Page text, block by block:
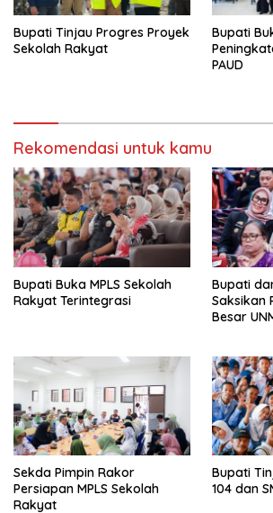
Bupati Tinjau Progres Proyek
Sekolah Rakyat
Bupati
PAUD
Rekomendasi untuk kamu
Bupati Buka MPLS Sekolah
Rakyat Terintegrasi
Bupati
Saksikan
Besar
Sekda Pimpin Rakor
Persiapan MPLS Sekolah
Rakyat
Bupati
104 dan